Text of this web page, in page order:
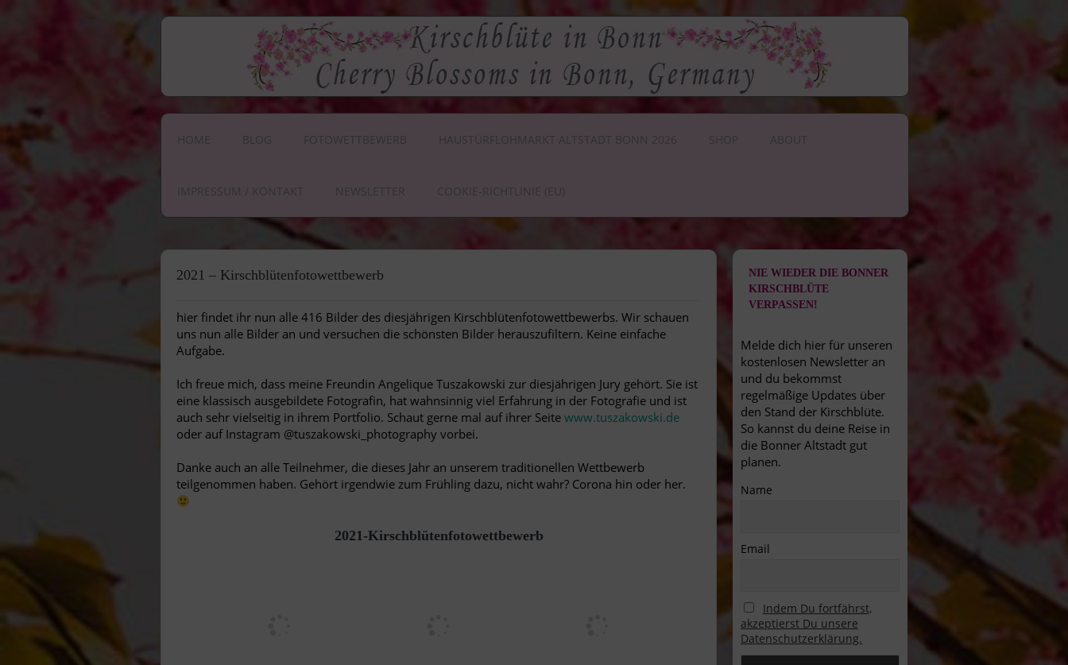
HOME BLOG FOTOWETTBEWERB HAUSTÜRFLOHMARKT ALTSTADT BONN 2026 SHOP ABOUT
IMPRESSUM / KONTAKT NEWSLETTER COOKIE-RICHTLINIE (EU)
2021 – Kirschblütenfotowettbewerb
hier findet ihr nun alle 416 Bilder des diesjährigen Kirschblütenfotowettbewerbs. Wir schauen
uns nun alle Bilder an und versuchen die schönsten Bilder herauszufiltern. Keine einfache
Aufgabe.
Ich freue mich, dass meine Freundin Angelique Tuszakowski zur diesjährigen Jury gehört. Sie ist
eine klassisch ausgebildete Fotografin, hat wahnsinnig viel Erfahrung in der Fotografie und ist
auch sehr vielseitig in ihrem Portfolio. Schaut gerne mal auf ihrer Seite www.tuszakowski.de
oder auf Instagram @tuszakowski_photography vorbei.
Danke auch an alle Teilnehmer, die dieses Jahr an unserem traditionellen Wettbewerb
teilgenommen haben. Gehört irgendwie zum Frühling dazu, nicht wahr? Corona hin oder her.
2021-Kirschblütenfotowettbewerb
NIE WIEDER DIE BONNER
KIRSCHBLÜTE
VERPASSEN!
Melde dich hier für unseren
kostenlosen Newsletter an
und du bekommst
regelmäßige Updates über
den Stand der Kirschblüte.
So kannst du deine Reise in
die Bonner Altstadt gut
planen.
Name
Email
Indem Du fortfährst,
akzeptierst Du unsere
Datenschutzerklärung.